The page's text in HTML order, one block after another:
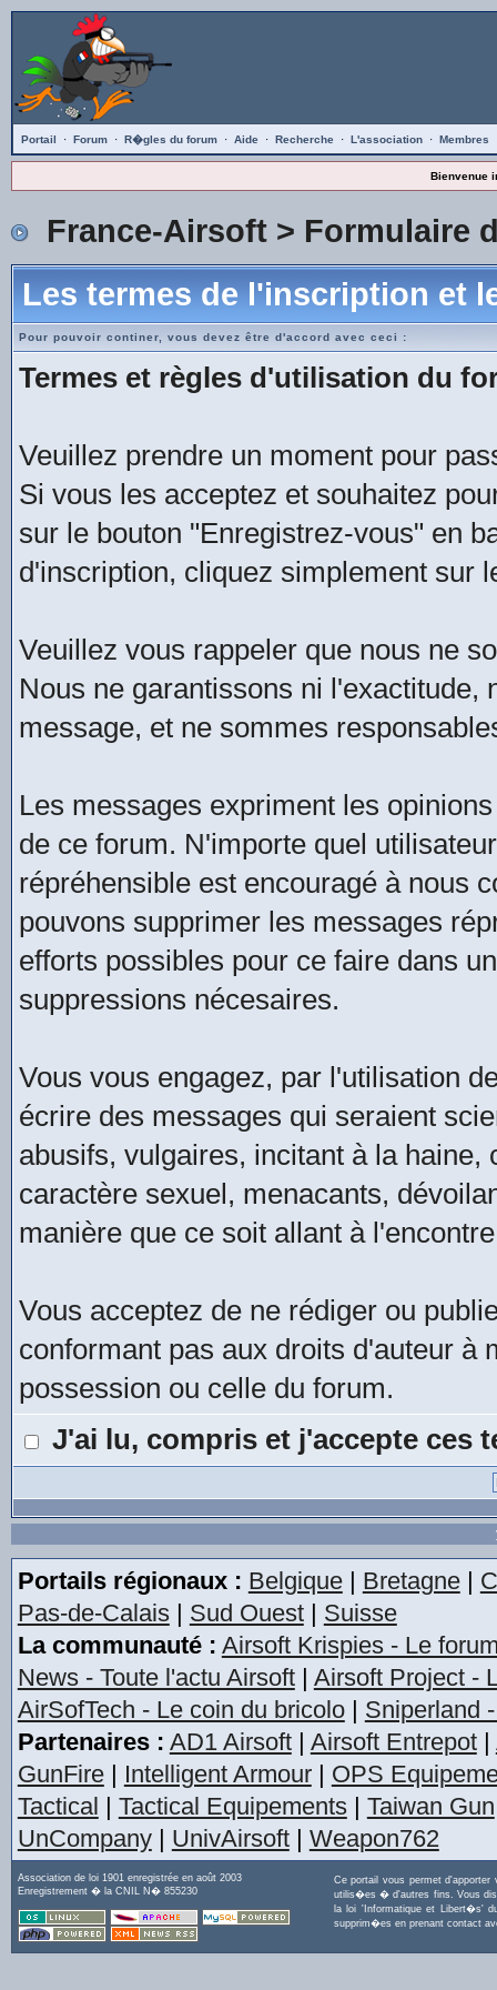
Portail · Forum · R�gles du forum · Aide · Recherche · L'association · Membres
Bienvenue
France-Airsoft> Formulaire
Les termes de l'inscription et
Pour pouvoir continer, vous devez être d'accord avec ceci :
Termes et règles d'utilisation du
Veuillez prendre un moment pour
Si vous les acceptez et souhaitez
sur le bouton "Enregistrez-vous" en
d'inscription, cliquez simplement sur
Veuillez vous rappeler que nous ne
Nous ne garantissons ni l'exactitude,
message, et ne sommes
Les messages expriment les
de ce forum. N'importe quel
répréhensible est encouragé à nous
pouvons supprimer les messages
efforts possibles pour ce faire dans
suppressions nécesaires.
Vous vous engagez, par l'utilisation
écrire des messages qui seraient
abusifs, vulgaires, incitant à la
caractère sexuel, menacants,
manière que ce soit allant à
Vous acceptez de ne rédiger ou
conformant pas aux droits d'auteur à
possession ou celle du forum.
J'ai lu, compris et j'accepte ces
Portails régionaux : Belgique| Bretagne|
Pas-de-Calais| Sud Ouest| Suisse
La communauté : Airsoft Krispies - Le
News - Toute l'actu Airsoft| Airsoft Project -
AirSofTech - Le coin du bricolo| Sniperland
Partenaires : AD1 Airsoft| Airsoft Entrepot|
GunFire| Intelligent Armour| OPS
Tactical | Tactical Equipements| Taiwan Gun
UnCompany| UnivAirsoft| Weapon762
Association de loi 1901 enregistrée en août 2003
Enregistrement � la CNIL N� 855230
Ce portail vous permet
utilis�es � d'autres fins. Vous
la loi 'Informatique et Libert�s'
supprim�es en prenant contact